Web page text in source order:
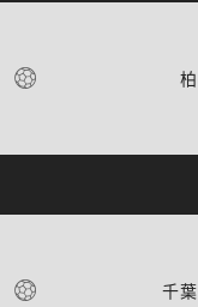
柏
千葉